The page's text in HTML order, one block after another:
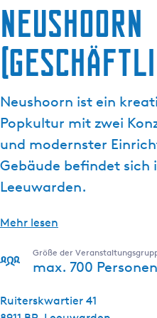
g
e
Neushoorn
Neushoorn ist ein
Popkultur mit zwei
und modernster
Gebäude befindet sich
Leeuwarden.
Mehr lesen
Größe der
max. 700 Personen
Ruiterskwartier 41